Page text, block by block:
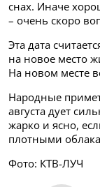
снах. Иначе
– очень скоро
Эта дата
на новое место
На новом месте
Народные
августа дует
жарко и ясно,
плотными
Фото: КТВ-ЛУЧ